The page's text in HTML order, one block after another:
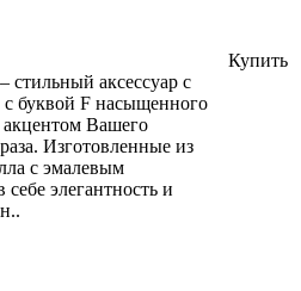
стильный аксессуар с
буквой F насыщенного
акцентом Вашего
Изготовленные из
с эмалевым
элегантность и
Купить